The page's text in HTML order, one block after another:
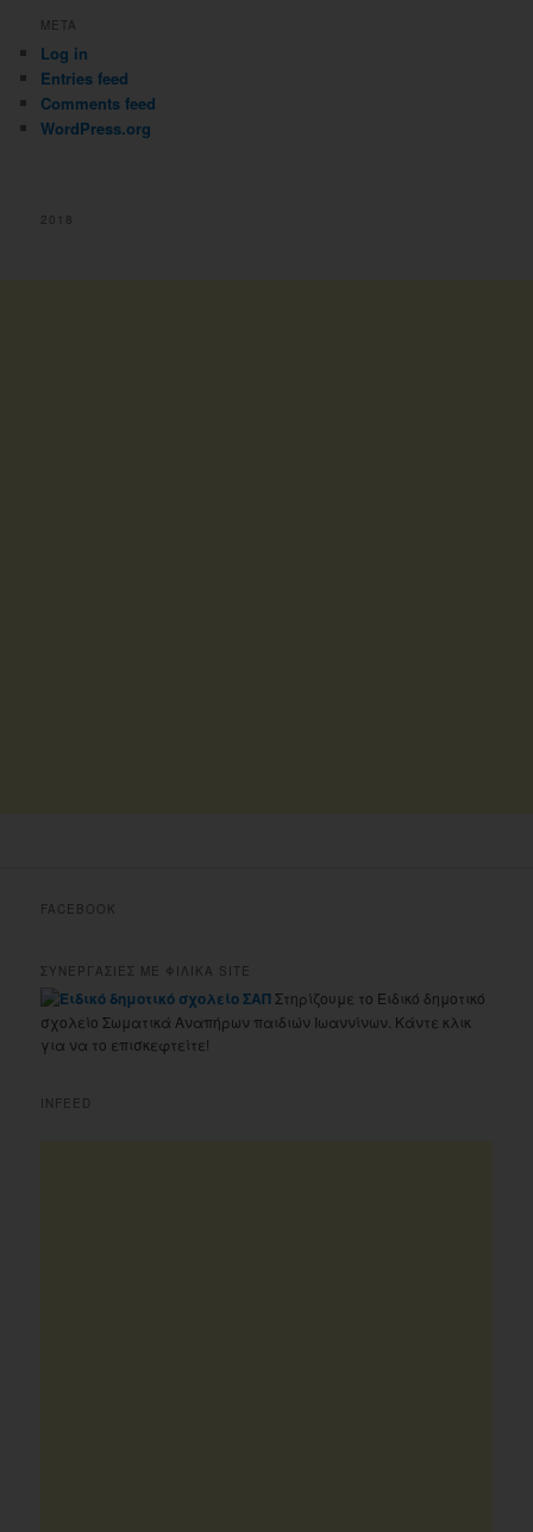
META
Log in
Entries feed
Comments feed
WordPress.org
2018
FACEBOOK
ΣΥΝΕΡΓΑΣΙΕΣ ΜΕ ΦΙΛΙΚΑ SITE
Στηρίζουμε το Ειδικό δημοτικό
σχολείο Σωματικά Αναπήρων παιδιών Ιωαννίνων. Κάντε κλικ
για να το επισκεφτείτε!
INFEED